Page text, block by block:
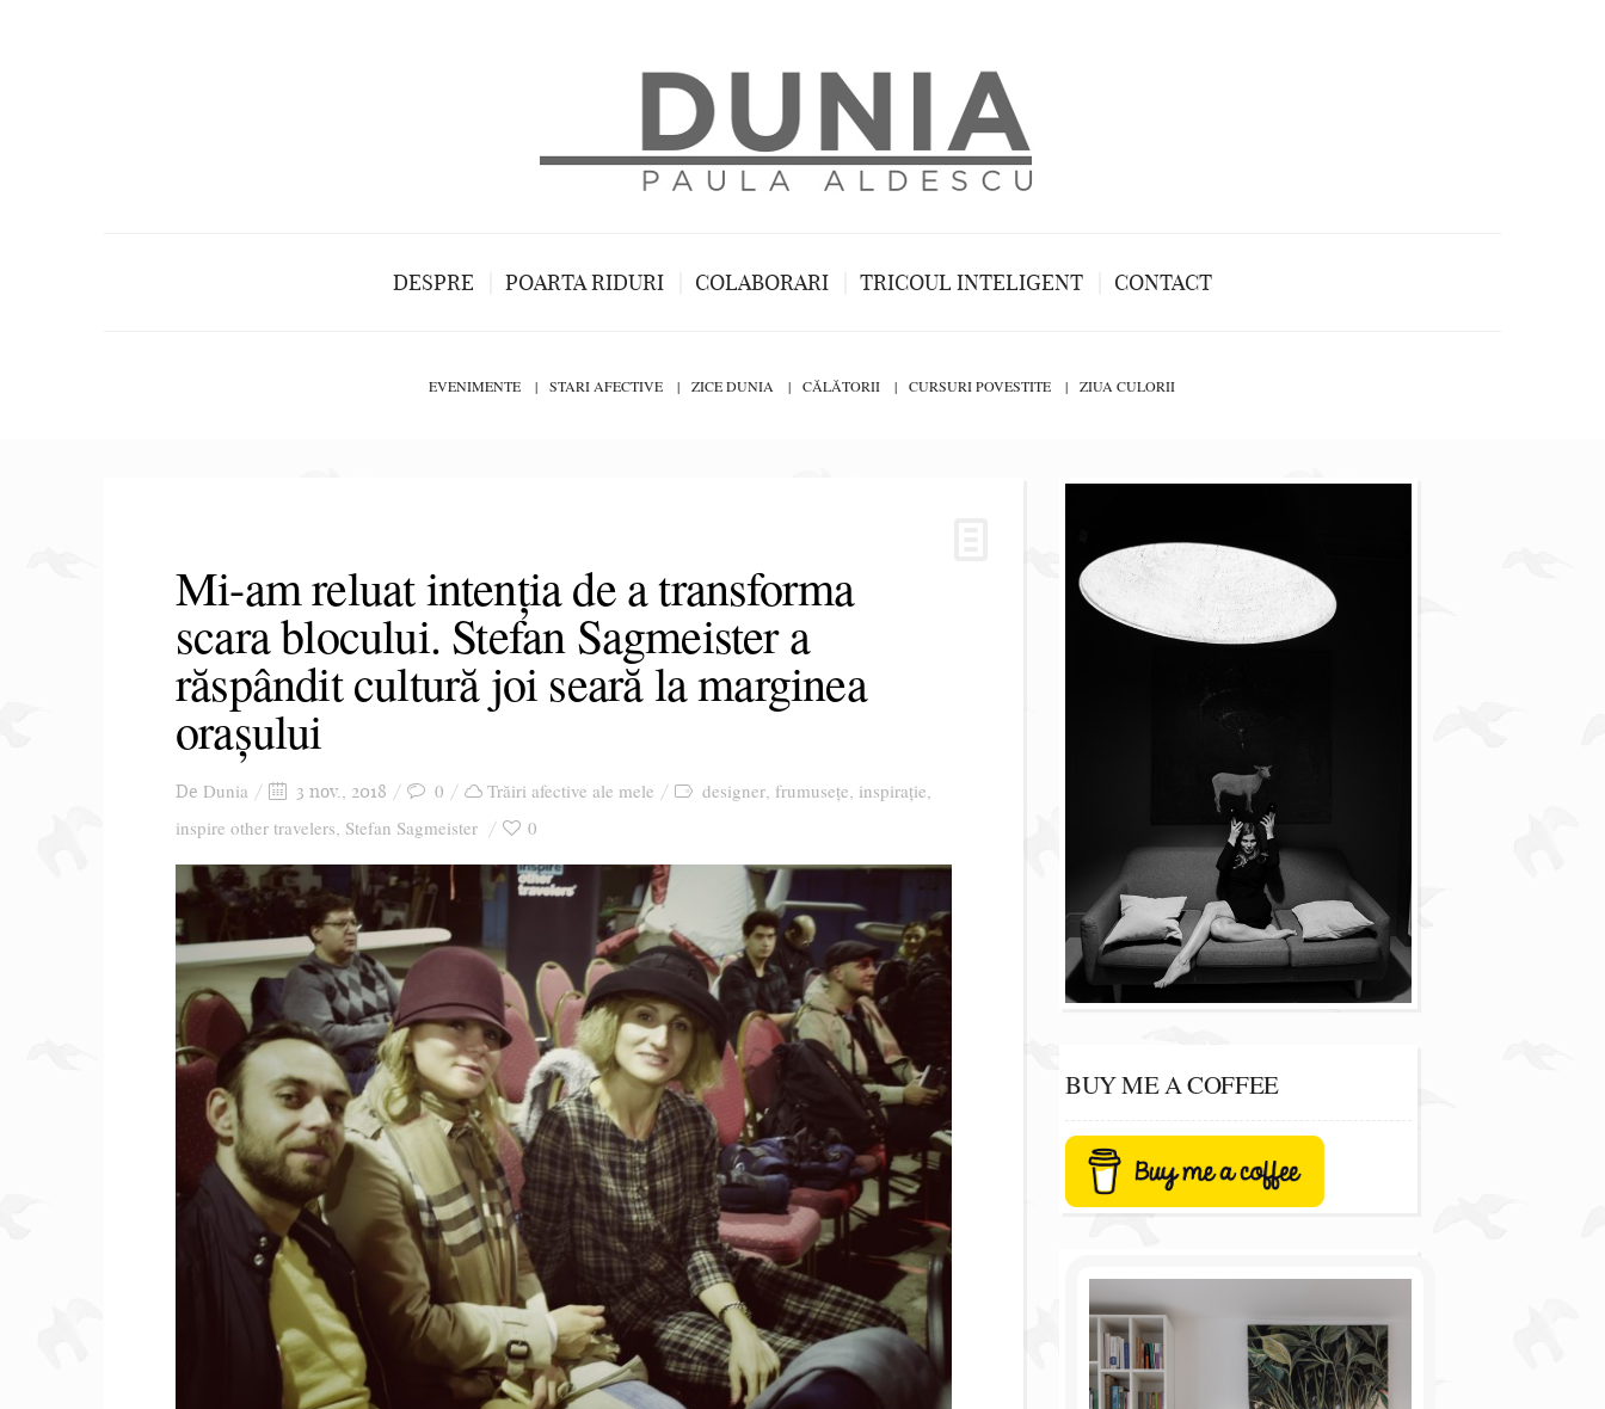
DESPRE POARTA RIDURI COLABORARI TRICOUL INTELIGENT CONTACT
EVENIMENTE STARI AFECTIVE ZICE DUNIA CĂLĂTORII CURSURI POVESTITE ZIUA CULORII
Mi-am reluat intenția de a transforma
scara blocului. Stefan Sagmeister a
răspândit cultură joi seară la marginea
orașului
De Dunia 3 nov., 2018 0 Trăiri afective ale mele designer, frumusețe, inspirație,
inspire other travelers, Stefan Sagmeister 0
BUY ME A COFFEE